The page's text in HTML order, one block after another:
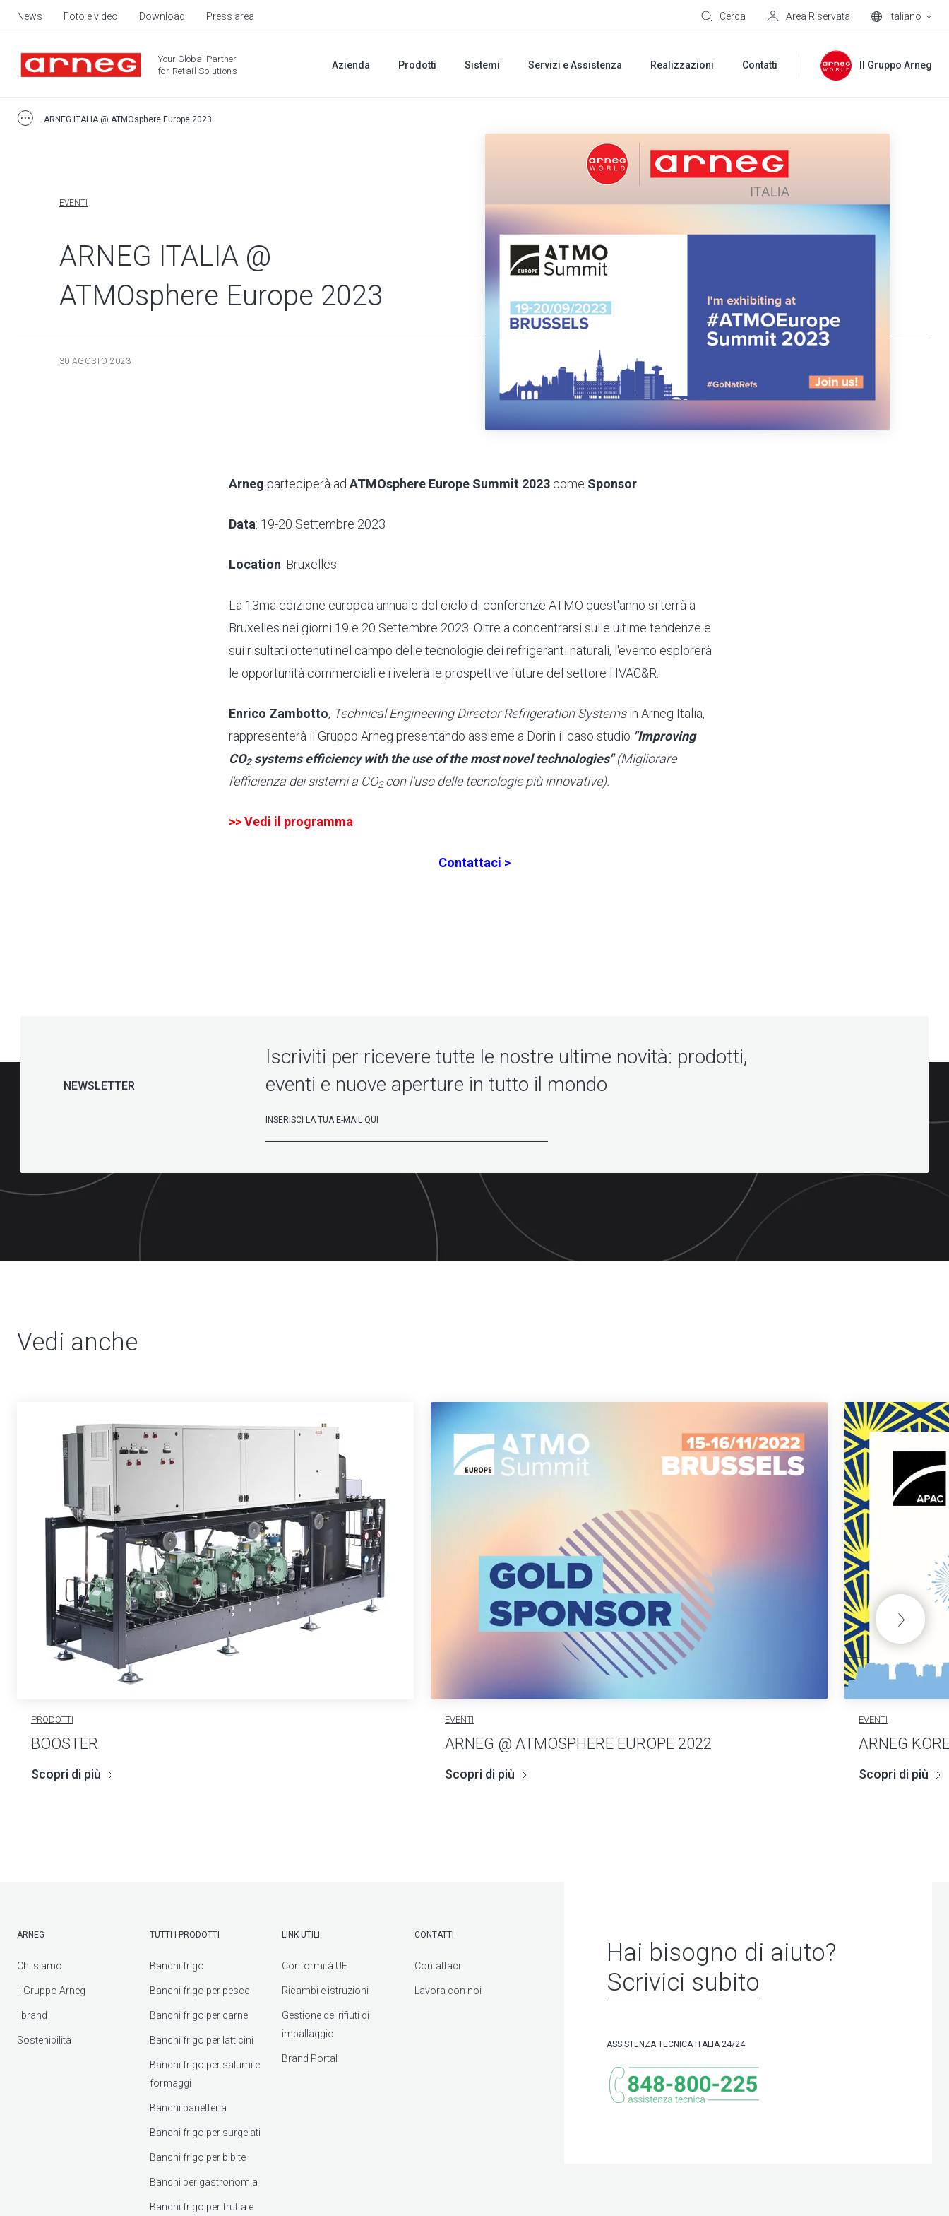
News Foto e video Download Press area Cerca Area Riservata Italiano
Your Global Partner
for Retail Solutions
Azienda Prodotti Sistemi Servizi e Assistenza Realizzazioni Contatti Il Gruppo Arneg
ARNEG ITALIA @ ATMOsphere Europe 2023
EVENTI
ARNEG ITALIA @
ATMOsphere Europe 2023
30 AGOSTO 2023
Arneg parteciperà ad ATMOsphere Europe Summit 2023 come Sponsor
Data: 19-20 Settembre 2023
Location: Bruxelles
La 13ma edizione europea annuale del ciclo di conferenze ATMO quest'anno si terrà a
Bruxelles nei giorni 19 e 20 Settembre 2023. Oltre a concentrarsi sulle ultime tendenze e
sui risultati ottenuti nel campo delle tecnologie dei refrigeranti naturali, l'evento esplorerà
le opportunità commerciali e rivelerà le prospettive future del settore HVAC&R.
Enrico Zambotto, Technical Engineering Director Refrigeration Systemsin Arneg Italia,
rappresenterà il Gruppo Arneg presentando assieme a Dorin il caso studio "Improving
CO2systems efficiency with the use of the most novel technologies"(Migliorare
l'efficienza dei sistemi a CO2con l'uso delle tecnologie più innovative).
>>Vedi il programma
Contattaci >
NEWSLETTER
Iscriviti per ricevere tutte le nostre ultime novità: prodotti,
eventi e nuove aperture in tutto il mondo
Vedi anche
PRODOTTI
BOOSTER
Scopri di più
EVENTI
ARNEG @ ATMOSPHERE EUROPE 2022
Scopri di più
EVENTI
ARNEG
Scopri di più
ARNEG
Chi siamo
Il Gruppo Arneg
I brand
Sostenibilità
TUTTI I PRODOTTI
Banchi frigo
Banchi frigo per pesce
Banchi frigo per carne
Banchi frigo per latticini
Banchi frigo per salumi e
formaggi
Banchi panetteria
Banchi frigo per surgelati
Banchi frigo per bibite
Banchi per gastronomia
Banchi frigo per frutta e
LINK UTILI
Conformità UE
Ricambi e istruzioni
Gestione dei rifiuti di
imballaggio
Brand Portal
CONTATTI
Contattaci
Lavora con noi
Hai bisogno di aiuto?
Scrivici subito
ASSISTENZA TECNICA ITALIA 24/24